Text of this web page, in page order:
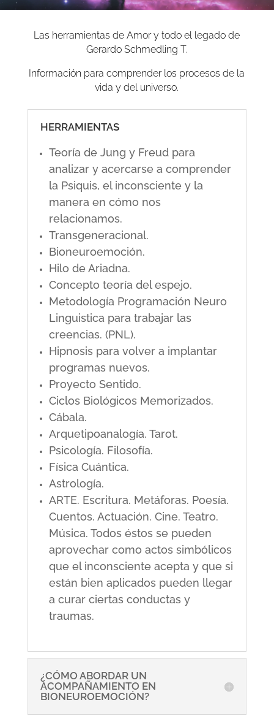
Las herramientas de Amor y todo el legado de
Gerardo Schmedling T.
Información para comprender los procesos de la
vida y del universo.
HERRAMIENTAS
Teoría de Jung y Freud para
analizar y acercarse a comprender
la Psiquis, el inconsciente y la
manera en cómo nos
relacionamos.
Transgeneracional.
Bioneuroemoción.
Hilo de Ariadna.
Concepto teoría del espejo.
Metodología Programación Neuro
Linguistica para trabajar las
creencias. (PNL).
Hipnosis para volver a implantar
programas nuevos.
Proyecto Sentido.
Ciclos Biológicos Memorizados.
Cábala.
Arquetipoanalogía. Tarot.
Psicología. Filosofía.
Física Cuántica.
Astrología.
ARTE. Escritura. Metáforas. Poesía.
Cuentos. Actuación. Cine. Teatro.
Música. Todos éstos se pueden
aprovechar como actos simbólicos
que el inconsciente acepta y que si
están bien aplicados pueden llegar
a curar ciertas conductas y
traumas.
¿CÓMO ABORDAR UN
ACOMPAÑAMIENTO EN
BIONEUROEMOCIÓN?